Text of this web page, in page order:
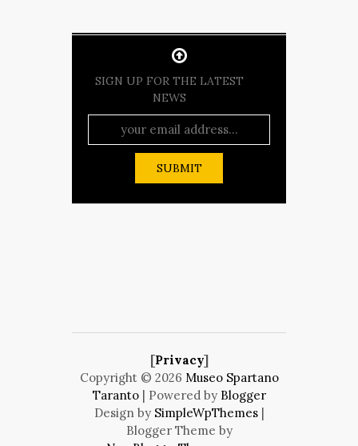
SIGN UP FOR THE LATEST
NEWS
[Privacy]
Copyright © 2026 Museo Spartano
Taranto | Powered by Blogger
Design by SimpleWpThemes|
Blogger Theme by